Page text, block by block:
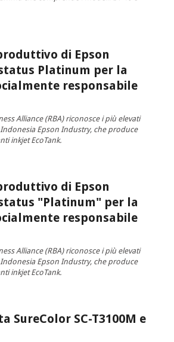
di Epson
Platinum per la
responsabile
Alliance (RBA) riconosce i più elevati
Epson Industry, che produce
inkjet EcoTank.
di Epson
"Platinum" per la
responsabile
Alliance (RBA) riconosce i più elevati
Epson Industry, che produce
inkjet EcoTank.
SureColor SC-T3100M e